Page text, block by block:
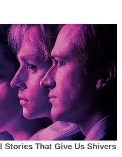
Stories That Give Us Shivers